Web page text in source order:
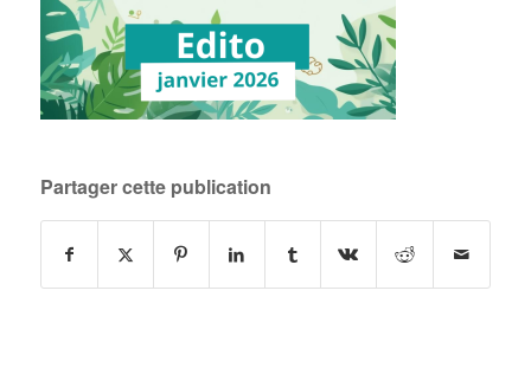
Partager cette publication